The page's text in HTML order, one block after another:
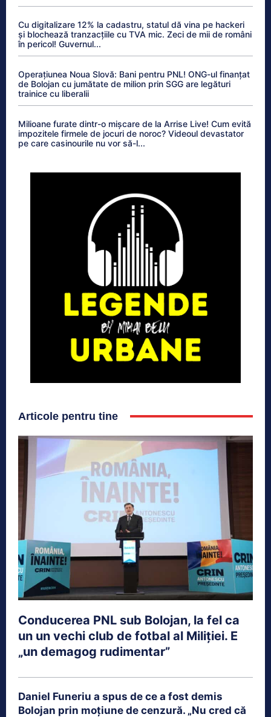
Cu digitalizare 12% la cadastru, statul dă vina pe hackeri
și blochează tranzacțiile cu TVA mic. Zeci de mii de români
în pericol! Guvernul...
Operațiunea Noua Slovă: Bani pentru PNL! ONG-ul finanțat
de Bolojan cu jumătate de milion prin SGG are legături
trainice cu liberalii
Milioane furate dintr-o mișcare de la Arrise Live! Cum evită
impozitele firmele de jocuri de noroc? Videoul devastator
pe care casinourile nu vor să-l...
Articole pentru tine
Conducerea PNL sub Bolojan, la fel ca
un un vechi club de fotbal al Miliției. E
„un demagog rudimentar”
Daniel Funeriu a spus de ce a fost demis
Bolojan prin moțiune de cenzură. „Nu cred că